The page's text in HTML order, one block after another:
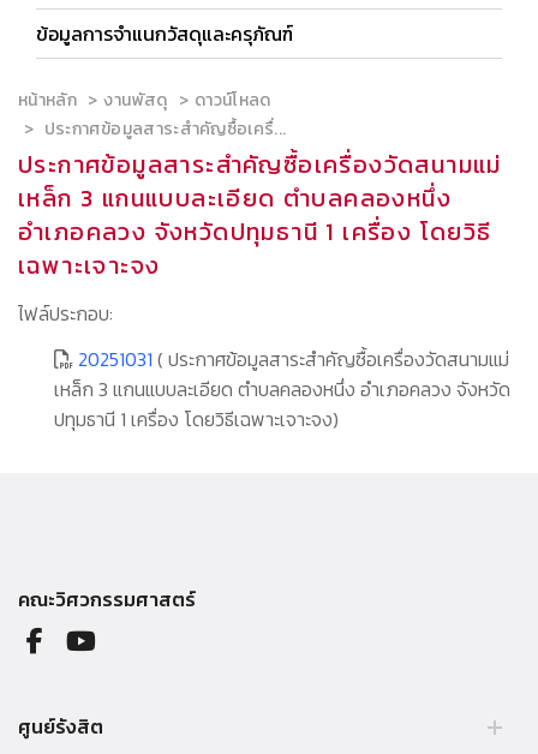
ข้อมูลการจำแนกวัสดุและครุภัณฑ์
หน้าหลัก งานพัสดุ
ดาวน์โหลด
ประกาศข้อมูลสาระสำคัญซื้อเครื่...
ประกาศข้อมูลสาระสำคัญซื้อเครื่องวัดสนามแม่
เหล็ก 3 แกนแบบละเอียด ตำบลคลองหนึ่ง
อำเภอคลวง จังหวัดปทุมธานี 1 เครื่อง โดยวิธี
เฉพาะเจาะจง
ไฟล์ประกอบ:
20251031 ( ประกาศข้อมูลสาระสำคัญซื้อเครื่องวัดสนามแม่
เหล็ก 3 แกนแบบละเอียด ตำบลคลองหนึ่ง อำเภอคลวง จังหวัด
ปทุมธานี 1 เครื่อง โดยวิธีเฉพาะเจาะจง)
คณะวิศวกรรมศาสตร์
ศูนย์รังสิต